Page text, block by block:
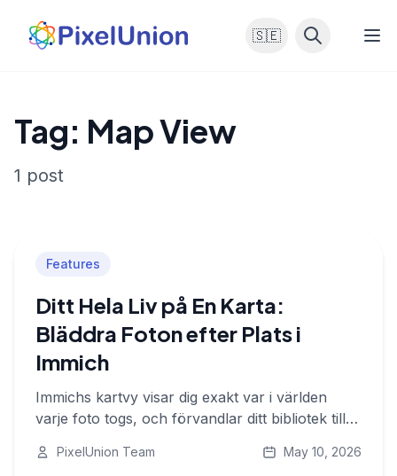
🇸🇪
Tag: Map View
1 post
Features
Ditt Hela Liv på En Karta:
Bläddra Foton efter Plats i
Immich
Immichs kartvy visar dig exakt var i världen
varje foto togs, och förvandlar ditt bibliotek till
genom att klicka var som helst på jorden.
PixelUnion Team May 10, 2026